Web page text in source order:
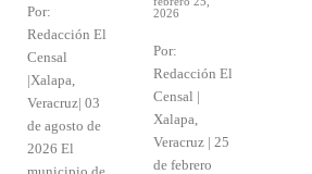
Por:
Redacción El
Censal
|Xalapa,
Veracruz| 03
de agosto de
2026 El
2026
Por:
Redacción El
Censal |
Xalapa,
Veracruz | 25
de febrero